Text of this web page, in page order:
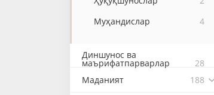
Муҳандислар
4
Диншунос ва
маърифатпарварлар
28
Маданият
188